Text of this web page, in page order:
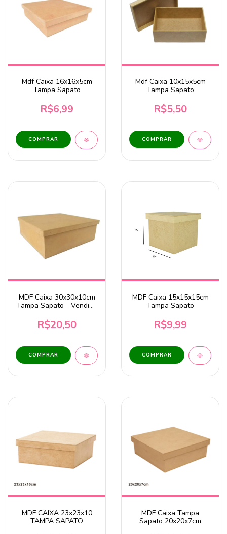
Mdf Caixa 16x16x5cm
Tampa Sapato
R$6,99
Mdf Caixa 10x15x5cm
Tampa Sapato
R$5,50
MDF Caixa 30x30x10cm
Tampa Sapato - Vendido
Uberlândia
R$20,50
MDF Caixa 15x15x15cm
Tampa Sapato
R$9,99
MDF CAIXA 23x23x10
TAMPA SAPATO
MDF Caixa Tampa
Sapato 20x20x7cm